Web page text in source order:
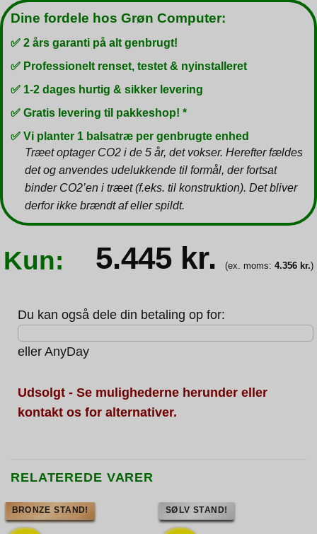
Dine fordele hos Grøn Computer:
✅ 2 års garanti på alt genbrugt!
✅ Professionelt renset, testet & nyinstalleret
✅ 1-2 dages hurtig & sikker levering
✅ Gratis levering til pakkeshop! *
✅ Vi planter 1 balsatræ per genbrugte enhed
Træet optager CO2 i de 5 år, det vokser. Herefter fældes
det og anvendes udelukkende til formål, der fortsat
binder CO2’en i træet (f.eks. til konstruktion). Det bliver
derfor ikke brændt af eller spildt.
Kun: 5.445 kr. (ex. moms: 4.356 kr.)
Du kan også dele din betaling op for:
eller AnyDay
Udsolgt - Se mulighederne herunder eller
kontakt os for alternativer.
RELATEREDE VARER
BRONZE STAND! SØLV STAND!